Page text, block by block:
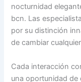
nocturnidad
bcn. Las
por su distinción
de cambiar
Cada interacción
una oportunidad de